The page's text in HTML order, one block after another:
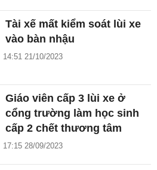
Tài xế mất kiểm soát lùi xe
vào bàn nhậu
14:51 21/10/2023
Giáo viên cấp 3 lùi xe ở
cổng trường làm học sinh
cấp 2 chết thương tâm
17:15 28/09/2023